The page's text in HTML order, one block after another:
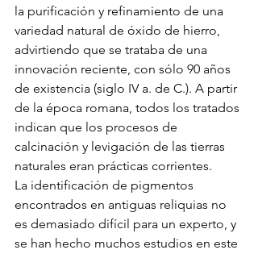
la purificación y refinamiento de una
variedad natural de óxido de hierro,
advirtiendo que se trataba de una
innovación reciente, con sólo 90 años
de existencia (siglo IV a. de C.). A partir
de la época romana, todos los tratados
indican que los procesos de
calcinación y levigación de las tierras
naturales eran prácticas corrientes.
La identificación de pigmentos
encontrados en antiguas reliquias no
es demasiado difícil para un experto, y
se han hecho muchos estudios en este